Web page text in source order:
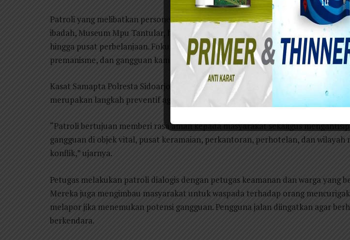
Patroli yang melibatkan personel Pamobvit ini menyasar lokasi strategis seperti
ibadah, Museum Mpu Tantular, hotel, perkantoran di Sidoarjo Kota, kawasan Safe
hingga pusat perbelanjaan. Fokusnya adalah mencegah tindak kriminalitas 3C,
premanisme, dan gangguan kamtibmas lainnya.[curat][curas][curanmor]
Kasat Samapta Polresta Sidoarjo Kompol Yudhi Prastio mengatakan patroli rutin
merupakan langkah preventif agar situasi tetap kondusif.
“Patroli bertujuan memberi rasa aman kepada masyarakat sekaligus
gangguan di objek vital, pusat keramaian, perkantoran, perhotelan, dan wilayah
konflik,” ujarnya.
Petugas melakukan patroli dialogis dengan petugas keamanan dan warga yang
Mereka juga mengimbau masyarakat untuk waspada terhadap orang
melapor jika menemukan potensi gangguan. Pengguna jalan diingatkan agar
berkendara.